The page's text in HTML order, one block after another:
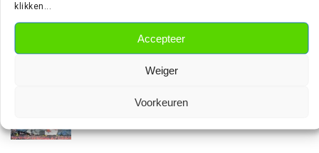
klikken...
Accepteer
Weiger
Voorkeuren
AVONTUUR IN DE PREMIER LEAGUE’
GROOTMACHT PARIS SAINT-GERMAIN’